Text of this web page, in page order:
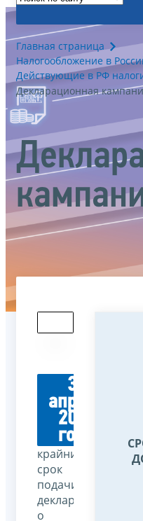
Главная страница
Налогообложение в
Действующие в РФ
Декларационная
30
апреля
2026
года
крайний
срок
подачи
декларации
о